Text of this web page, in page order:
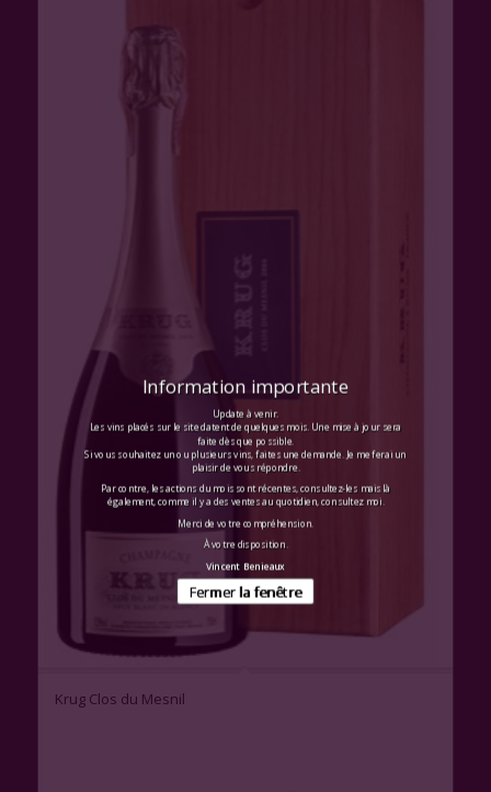
Krug Clos du Mesnil
Information importante
Update à venir.
Les vins placés sur le site datent de quelques mois. Une mise à jour sera
faite dès que possible.
Si vous souhaitez un ou plusieurs vins, faites une demande. Je me ferai un
plaisir de vous répondre.
Par contre, les actions du mois sont récentes, consultez-les mais là
également, comme il y a des ventes au quotidien, consultez moi.
Merci de votre compréhension.
À votre disposition.
Vincent Benieaux
Fermer la fenêtre